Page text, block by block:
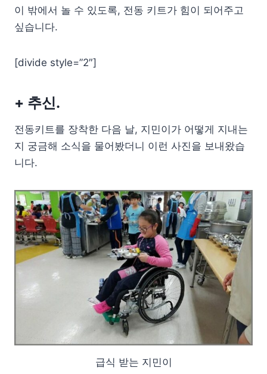
이 밖에서 놀 수 있도록, 전동 키트가 힘이 되어주고
싶습니다.
[divide style=”2″]
+ 추신.
전동키트를 장착한 다음 날, 지민이가 어떻게 지내는
지 궁금해 소식을 물어봤더니 이런 사진을 보내왔습
니다.
급식 받는 지민이